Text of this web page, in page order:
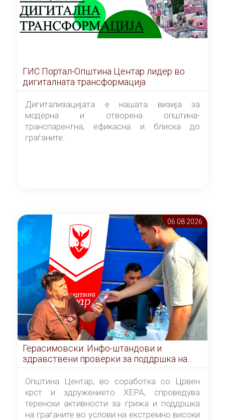
ГИС Портал-Општина Центар лидер во
дигиталната трансформација
Дигитализацијата е нашата визија за
модерна и отворена општина-
транспарентна, ефикасна и блиска до
граѓаните.
06.08 2026
Герасимовски: Инфо-штандови и
здравствени проверки за поддршка на
граѓаните во услови на топлотен бран
Општина Центар, во соработка со Црвен
крст и здружението ХЕРА, спроведува
теренски активности за грижа и поддршка
на граѓаните во услови на екстремно високи